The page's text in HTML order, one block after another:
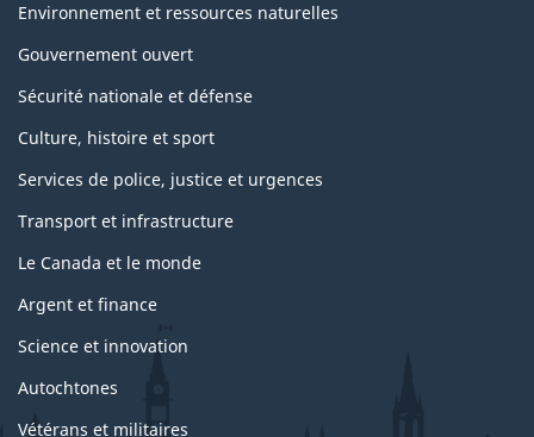
Environnement et ressources naturelles
Gouvernement ouvert
Sécurité nationale et défense
Culture, histoire et sport
Services de police, justice et urgences
Transport et infrastructure
Le Canada et le monde
Argent et finance
Science et innovation
Autochtones
Vétérans et militaires